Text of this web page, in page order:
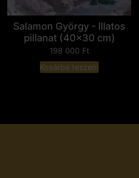
Salamon György - Illatos
pillanat (40x30 cm)
198 000 Ft
Kosárba teszem